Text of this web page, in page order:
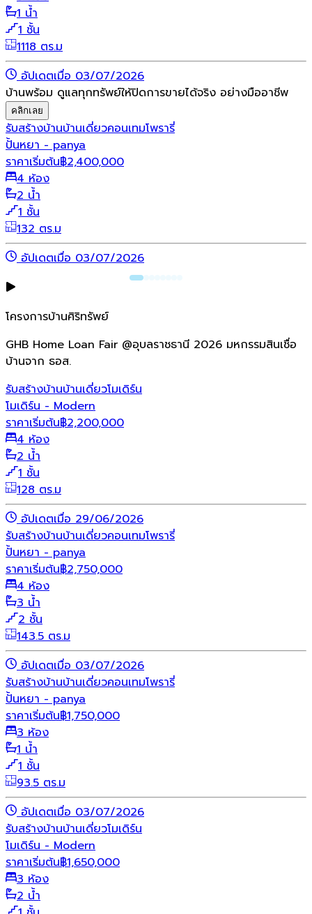
1 น้ำ
1 ชั้น
1118 ตร.ม
อัปเดตเมื่อ 03/07/2026
บ้านพร้อม ดูแลทุกทรัพย์ให้ปิดการขายได้จริง อย่างมืออาชีพ
คลิกเลย
รับสร้างบ้านบ้านเดี่ยวคอนเทมโพรารี่
ปั้นหยา - panya
ราคาเริ่มต้น฿2,400,000
4 ห้อง
2 น้ำ
1 ชั้น
132 ตร.ม
อัปเดตเมื่อ 03/07/2026
โครงการบ้านศิริทรัพย์
GHB Home Loan Fair @อุบลราชธานี 2026 มหกรรมสินเชื่อ
บ้านจาก ธอส.
รับสร้างบ้านบ้านเดี่ยวโมเดิร์น
โมเดิร์น - Modern
ราคาเริ่มต้น฿2,200,000
4 ห้อง
2 น้ำ
1 ชั้น
128 ตร.ม
อัปเดตเมื่อ 29/06/2026
รับสร้างบ้านบ้านเดี่ยวคอนเทมโพรารี่
ปั้นหยา - panya
ราคาเริ่มต้น฿2,750,000
4 ห้อง
3 น้ำ
2 ชั้น
143.5 ตร.ม
อัปเดตเมื่อ 03/07/2026
รับสร้างบ้านบ้านเดี่ยวคอนเทมโพรารี่
ปั้นหยา - panya
ราคาเริ่มต้น฿1,750,000
3 ห้อง
1 น้ำ
1 ชั้น
93.5 ตร.ม
อัปเดตเมื่อ 03/07/2026
รับสร้างบ้านบ้านเดี่ยวโมเดิร์น
โมเดิร์น - Modern
ราคาเริ่มต้น฿1,650,000
3 ห้อง
2 น้ำ